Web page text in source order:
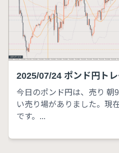
2025/07/24 ポンド円ト
今日のポンド円は、売り 朝
い売り場がありました。現
です。...